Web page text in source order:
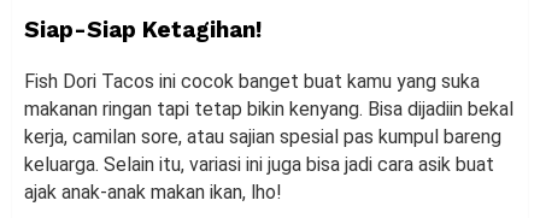
Siap-Siap Ketagihan!
Fish Dori Tacos ini cocok banget buat kamu yang suka
makanan ringan tapi tetap bikin kenyang. Bisa dijadiin bekal
kerja, camilan sore, atau sajian spesial pas kumpul bareng
keluarga. Selain itu, variasi ini juga bisa jadi cara asik buat
ajak anak-anak makan ikan, lho!